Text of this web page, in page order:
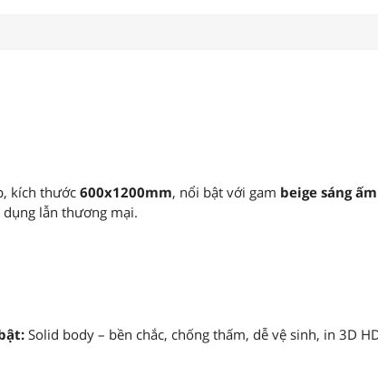
kích thước600x1200mm, nổi bật với gam beige sáng
lẫn thương mại.
Solid body – bền chắc, chống thấm, dễ vệ sinh, in 3D